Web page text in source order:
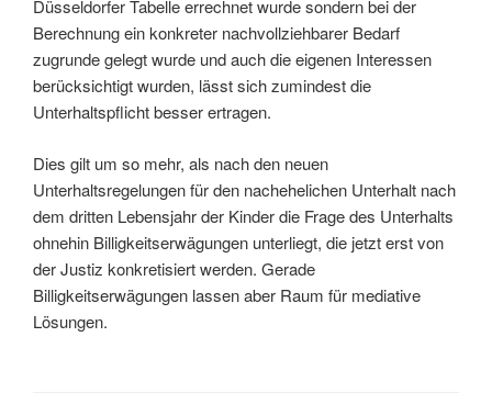
Düsseldorfer Tabelle errechnet wurde sondern bei der
Berechnung ein konkreter nachvollziehbarer Bedarf
zugrunde gelegt wurde und auch die eigenen Interessen
berücksichtigt wurden, lässt sich zumindest die
Unterhaltspflicht besser ertragen.
Dies gilt um so mehr, als nach den neuen
Unterhaltsregelungen für den nachehelichen Unterhalt nach
dem dritten Lebensjahr der Kinder die Frage des Unterhalts
ohnehin Billigkeitserwägungen unterliegt, die jetzt erst von
der Justiz konkretisiert werden. Gerade
Billigkeitserwägungen lassen aber Raum für mediative
Lösungen.